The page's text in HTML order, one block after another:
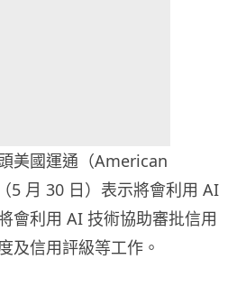
美國運通（American
5 月 30 日）表示將會利用 AI
會利用 AI 技術協助審批信用
及信用評級等工作。